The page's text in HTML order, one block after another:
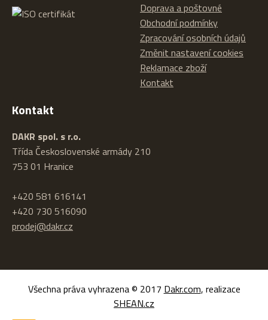
Doprava a poštovné
Obchodní podmínky
Zpracování osobních údajů
Změnit nastavení cookies
Reklamace zboží
Kontakt
Kontakt
DAKR spol. s r.o.
Třída Československé armády 210
753 01 Hranice
+420 581 616141
+420 730 516090
prodej@dakr.cz
Všechna práva vyhrazena © 2017 Dakr.com, realizace
SHEAN.cz